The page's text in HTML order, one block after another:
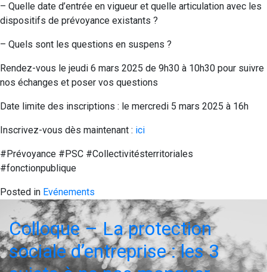
– Quelle date d’entrée en vigueur et quelle articulation avec les
dispositifs de prévoyance existants ?
– Quels sont les questions en suspens ?
Rendez-vous le jeudi 6 mars 2025 de 9h30 à 10h30 pour suivre
nos échanges et poser vos questions
Date limite des inscriptions : le mercredi 5 mars 2025 à 16h
Inscrivez-vous dès maintenant : ici
#Prévoyance #PSC #Collectivitésterritoriales
#fonctionpublique
Posted in Evénements
Colloque – La protection
sociale d’entreprise : les 3